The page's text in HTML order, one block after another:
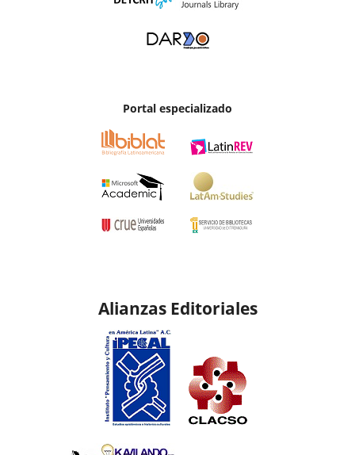
Portal especializado
Alianzas Editoriales